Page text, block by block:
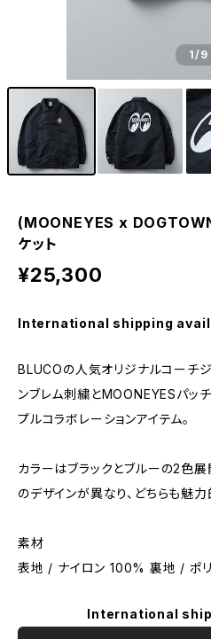
1/9
(MOONEYES x
ケット
¥25,300
International shipping
BLUCOの人気オリジナルコーチ
ンブレム刺繍とMOONEYESパッ
プルコラボレーションアイテム。
カラーはブラックとブルーの2色展
のデザインが異なり、どちらも魅
素材
表地 / ナイロン 100% 裏地 / ポ
International